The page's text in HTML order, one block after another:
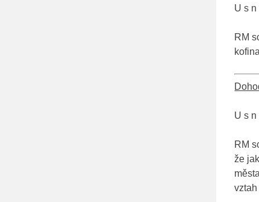
U s n
RM
U s n
RM
že